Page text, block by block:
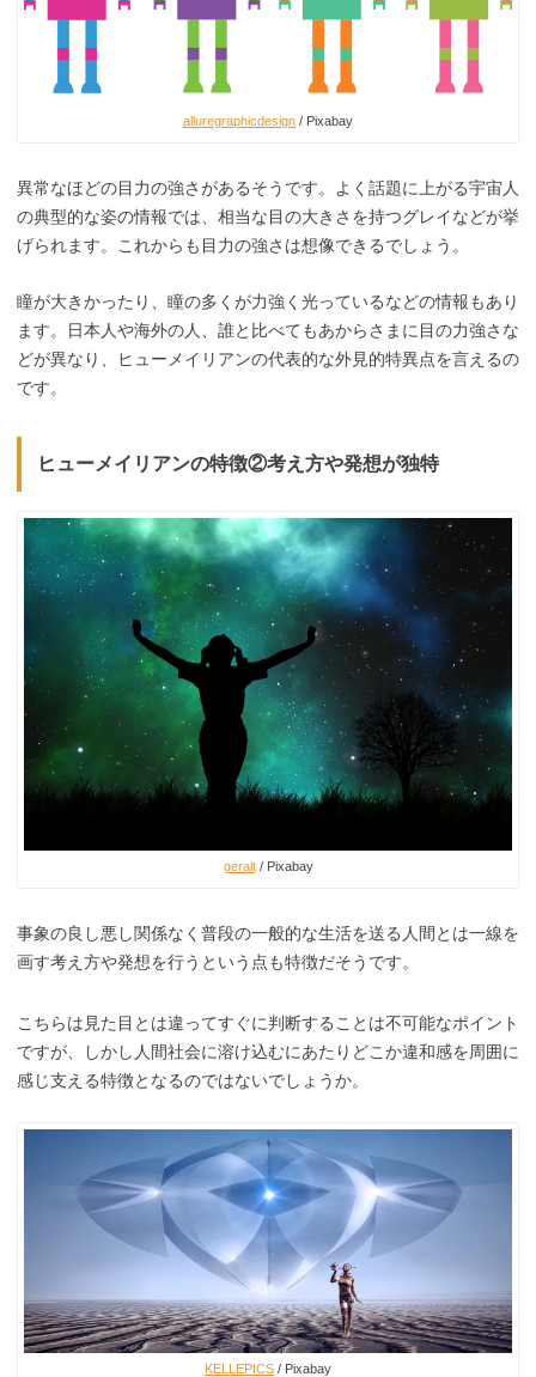
alluregraphicdesign / Pixabay
異常なほどの目力の強さがあるそうです。よく話題に上がる宇宙人
の典型的な姿の情報では、相当な目の大きさを持つグレイなどが挙
げられます。これからも目力の強さは想像できるでしょう。
瞳が大きかったり、瞳の多くが力強く光っているなどの情報もあり
ます。日本人や海外の人、誰と比べてもあからさまに目の力強さな
どが異なり、ヒューメイリアンの代表的な外見的特異点を言えるの
です。
ヒューメイリアンの特徴②考え方や発想が独特
geralt/ Pixabay
事象の良し悪し関係なく普段の一般的な生活を送る人間とは一線を
画す考え方や発想を行うという点も特徴だそうです。
こちらは見た目とは違ってすぐに判断することは不可能なポイント
ですが、しかし人間社会に溶け込むにあたりどこか違和感を周囲に
感じ支える特徴となるのではないでしょうか。
KELLEPICS / Pixabay